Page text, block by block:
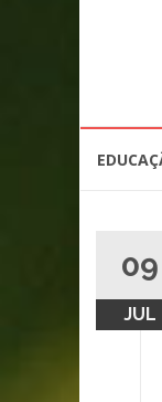
09
JUL